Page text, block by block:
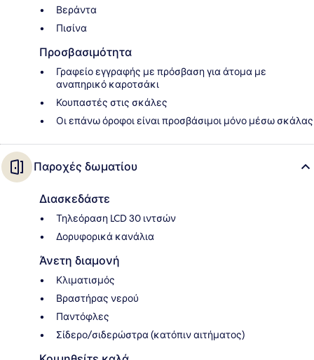
Βεράντα
Πισίνα
Προσβασιμότητα
Γραφείο εγγραφής με πρόσβαση για άτομα με
αναπηρικό καροτσάκι
Κουπαστές στις σκάλες
Οι επάνω όροφοι είναι προσβάσιμοι μόνο μέσω σκάλας
Παροχές δωματίου
Διασκεδάστε
Τηλεόραση LCD 30 ιντσών
Δορυφορικά κανάλια
Άνετη διαμονή
Κλιματισμός
Βραστήρας νερού
Παντόφλες
Σίδερο/σιδερώστρα (κατόπιν αιτήματος)